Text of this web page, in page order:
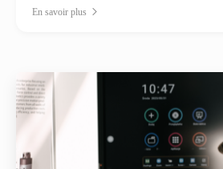
En savoir plus